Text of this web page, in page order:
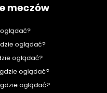
meczów
oglądać?
oglądać?
oglądać?
oglądać?
oglądać?